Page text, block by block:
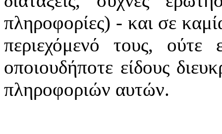
πληροφορίες) - και σε
περιεχόμενό τους, ούτε
οποιουδήποτε είδους
πληροφοριών αυτών.